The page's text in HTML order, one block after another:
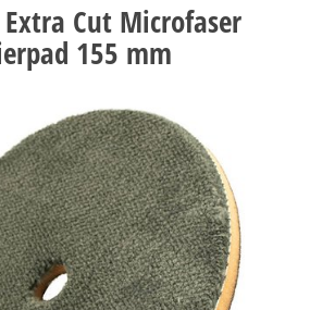
Cut Microfaser
155 mm